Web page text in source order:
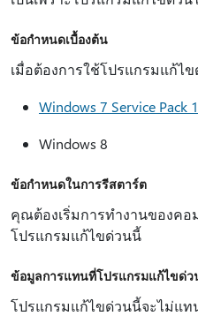
ข้อกำหนดเบื้องต้น
เมื่อต้องการใช้โปรแกรมแก้ไ
Windows 7 Service Pack
Windows 8
ข้อกำหนดในการรีสตาร์ต
คุณต้องเริ่มการทํางานของค
โปรแกรมแก้ไขด่วนนี้
ข้อมูลการแทนที่โปรแกรมแก้ไขด่ว
โปรแกรมแก้ไขด่วนนี้จะไม่แ